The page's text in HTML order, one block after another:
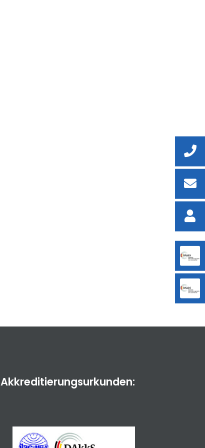
Akkreditierungsurkunden: